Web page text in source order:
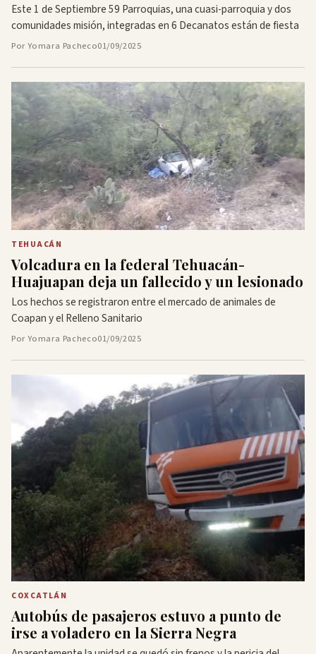
Este 1 de Septiembre 59 Parroquias, una cuasi-parroquia y dos
comunidades misión, integradas en 6 Decanatos están de fiesta
Por Yomara Pacheco01/09/2025
TEHUACÁN
Volcadura en la federal Tehuacán-
Huajuapan deja un fallecido y un lesionado
Los hechos se registraron entre el mercado de animales de
Coapan y el Relleno Sanitario
Por Yomara Pacheco01/09/2025
COXCATLÁN
Autobús de pasajeros estuvo a punto de
irse a voladero en la Sierra Negra